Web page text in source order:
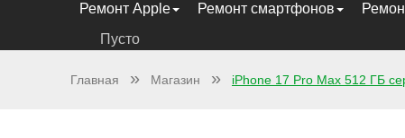
Ремонт Apple Ремонт смартфонов
Пусто
Главная Магазин iPhone 17 Pro Max 512 ГБ